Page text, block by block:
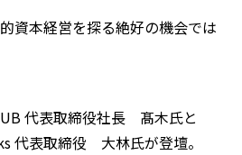
資本経営を探る絶好の機会では
代表取締役社長 髙木氏と
代表取締役 大林氏が登壇。